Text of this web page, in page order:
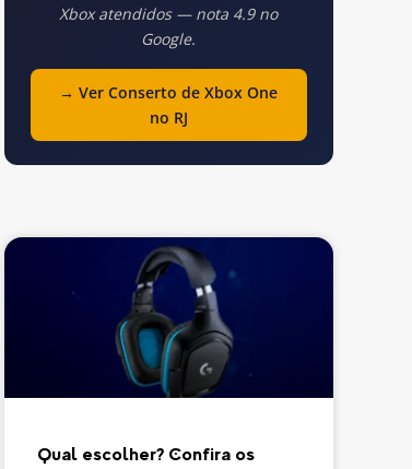
Xbox atendidos — nota 4.9 no
Google.
→ Ver Conserto de Xbox One
no RJ
Qual escolher? Confira os